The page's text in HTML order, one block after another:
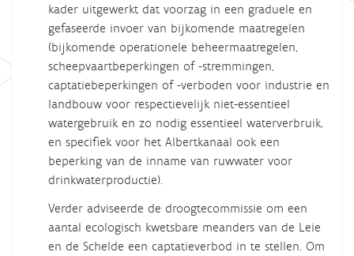
kader uitgewerkt dat voorzag in een graduele en
gefaseerde invoer van bijkomende maatregelen
(bijkomende operationele beheermaatregelen,
scheepvaartbeperkingen of -stremmingen,
captatiebeperkingen of -verboden voor industrie en
landbouw voor respectievelijk niet-essentieel
watergebruik en zo nodig essentieel waterverbruik,
en specifiek voor het Albertkanaal ook een
beperking van de inname van ruwwater voor
drinkwaterproductie).
Verder adviseerde de droogtecommissie om een
aantal ecologisch kwetsbare meanders van de Leie
en de Schelde een captatieverbod in te stellen. Om